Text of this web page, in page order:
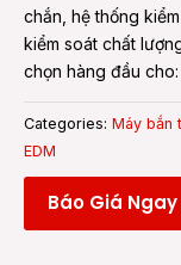
chắn, hệ thống
kiểm soát chất
chọn hàng đầu cho:
Categories: Máy bắn
EDM
Báo Giá Ngay